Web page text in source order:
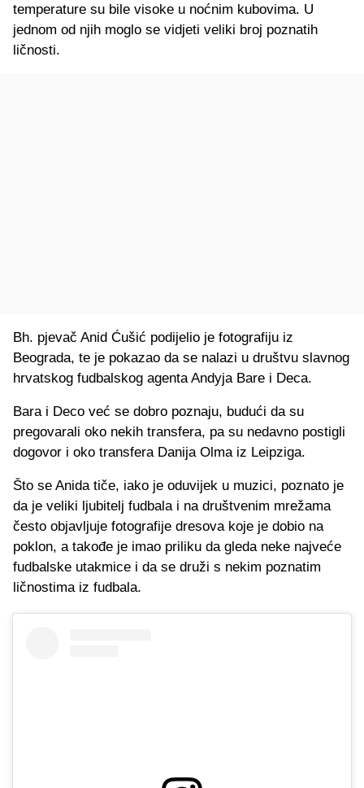
temperature su bile visoke u noćnim kubovima. U
jednom od njih moglo se vidjeti veliki broj poznatih
ličnosti.
Bh. pjevač Anid Ćušić podijelio je fotografiju iz
Beograda, te je pokazao da se nalazi u društvu slavnog
hrvatskog fudbalskog agenta Andyja Bare i Deca.
Bara i Deco već se dobro poznaju, budući da su
pregovarali oko nekih transfera, pa su nedavno postigli
dogovor i oko transfera Danija Olma iz Leipziga.
Što se Anida tiče, iako je oduvijek u muzici, poznato je
da je veliki ljubitelj fudbala i na društvenim mrežama
često objavljuje fotografije dresova koje je dobio na
poklon, a takođe je imao priliku da gleda neke najveće
fudbalske utakmice i da se druži s nekim poznatim
ličnostima iz fudbala.